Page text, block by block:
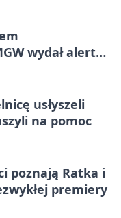
wydał alert
usłyszeli
na pomoc
poznają Ratka i
premiery